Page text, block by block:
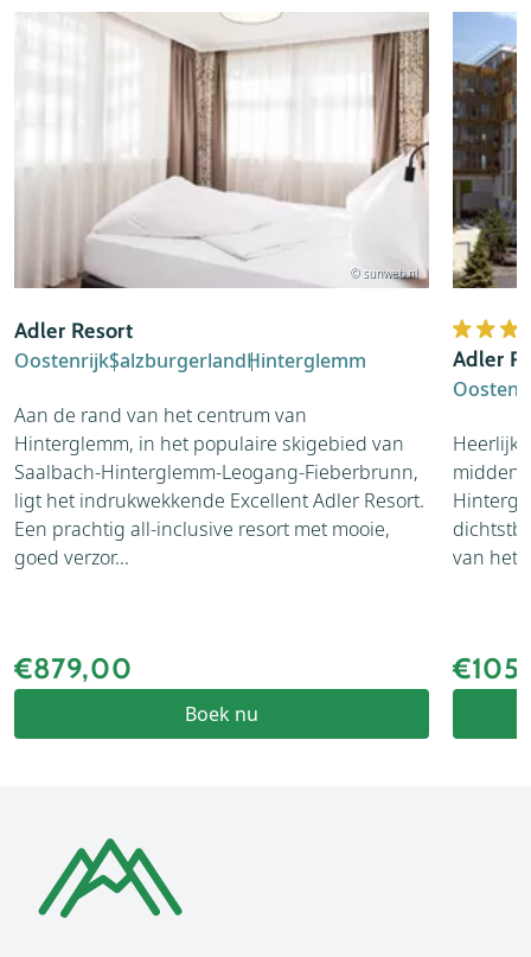
© sunweb.nl
Adler Resort
OostenrijkSalzburgerlandHinterglemm
Aan de rand van het centrum van
Hinterglemm, in het populaire skigebied van
Saalbach-Hinterglemm-Leogang-Fieberbrunn,
ligt het indrukwekkende Excellent Adler Resort.
Een prachtig all-inclusive resort met mooie,
goed verzor...
€879,00
Boek nu
Adler
midden
van het